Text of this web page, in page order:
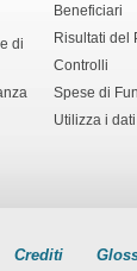
di
Beneficiari
Risultati del
Controlli
Spese di
Utilizza i dati
Crediti